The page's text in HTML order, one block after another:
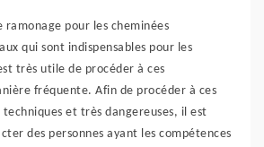
ramonage pour les cheminées
qui sont indispensables pour les
très utile de procéder à ces
fréquente. Afin de procéder à ces
et très dangereuses, il est
des personnes ayant les compétences